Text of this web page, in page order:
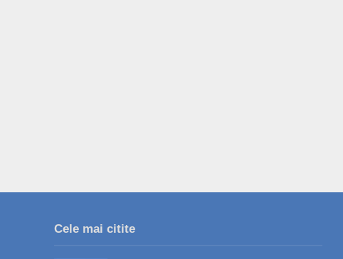
Cele mai citite